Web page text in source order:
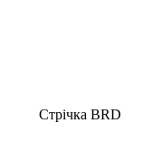
Стрічка BRD